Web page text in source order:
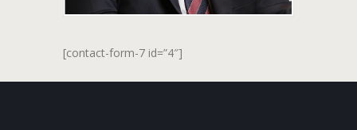
[contact-form-7 id=”4″]